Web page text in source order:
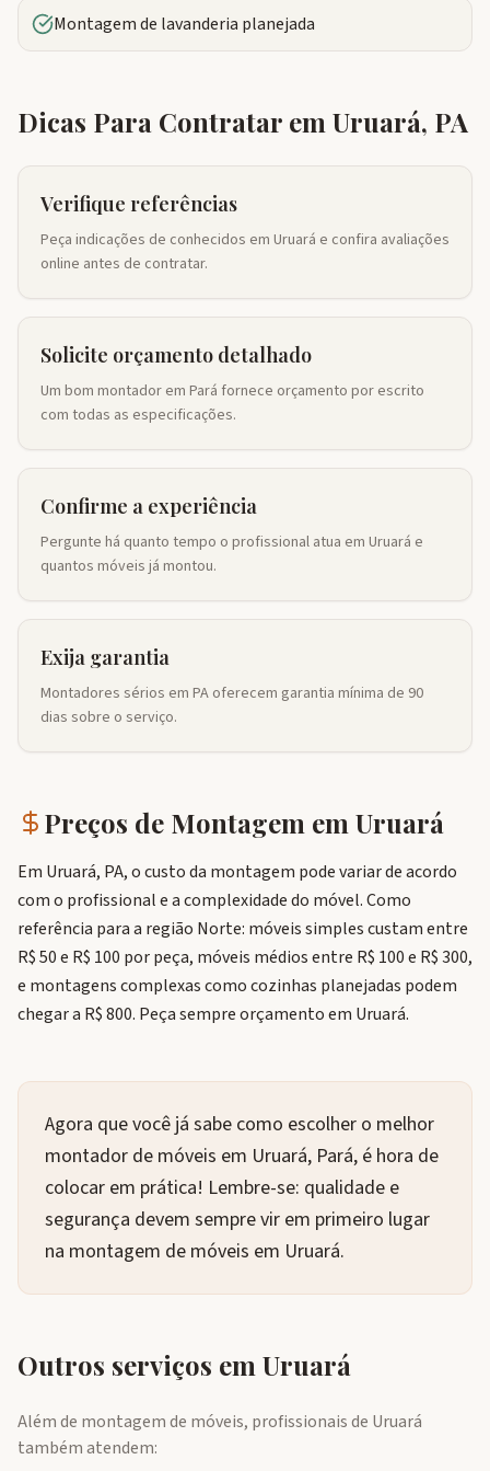
Montagem de lavanderia planejada
Dicas Para Contratar em Uruará, PA
Verifique referências
Peça indicações de conhecidos em Uruará e confira avaliações
online antes de contratar.
Solicite orçamento detalhado
Um bom montador em Pará fornece orçamento por escrito
com todas as especificações.
Confirme a experiência
Pergunte há quanto tempo o profissional atua em Uruará e
quantos móveis já montou.
Exija garantia
Montadores sérios em PA oferecem garantia mínima de 90
dias sobre o serviço.
Preços de Montagem em Uruará
Em Uruará, PA, o custo da montagem pode variar de acordo
com o profissional e a complexidade do móvel. Como
referência para a região Norte: móveis simples custam entre
R$ 50 e R$ 100 por peça, móveis médios entre R$ 100 e R$ 300,
e montagens complexas como cozinhas planejadas podem
chegar a R$ 800. Peça sempre orçamento em Uruará.
Agora que você já sabe como escolher o melhor
montador de móveis em Uruará, Pará, é hora de
colocar em prática! Lembre-se: qualidade e
segurança devem sempre vir em primeiro lugar
na montagem de móveis em Uruará.
Outros serviços em Uruará
Além de montagem de móveis, profissionais de Uruará
também atendem: